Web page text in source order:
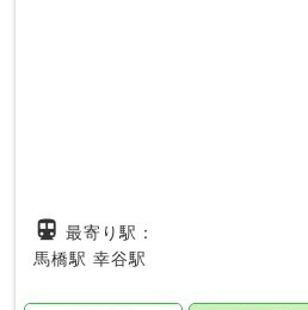
directions_subway 最寄り駅：
馬橋駅 幸谷駅